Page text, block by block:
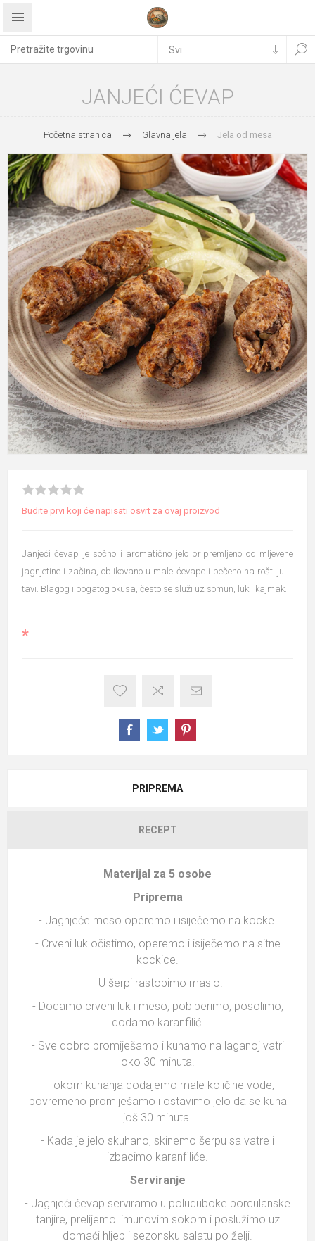
JANJEĆI ĆEVAP
Početna stranica Glavna jela Jela od mesa
Budite prvi koji će napisati osvrt za ovaj proizvod
Janjeći ćevap je sočno i aromatično jelo pripremljeno od mljevene
jagnjetine i začina, oblikovano u male ćevape i pečeno na roštilju ili
tavi. Blagog i bogatog okusa, često se služi uz somun, luk i kajmak.
*
PRIPREMA
RECEPT
Materijal za 5 osobe
Priprema
- Jagnjeće meso operemo i isiječemo na kocke.
- Crveni luk očistimo, operemo i isiječemo na sitne
kockice.
- U šerpi rastopimo maslo.
- Dodamo crveni luk i meso, pobiberimo, posolimo,
dodamo karanfilić.
- Sve dobro promiješamo i kuhamo na laganoj vatri
oko 30 minuta.
- Tokom kuhanja dodajemo male količine vode,
povremeno promiješamo i ostavimo jelo da se kuha
još 30 minuta.
- Kada je jelo skuhano, skinemo šerpu sa vatre i
izbacimo karanfiliće.
Serviranje
- Jagnjeći ćevap serviramo u poluduboke porculanske
tanjire, prelijemo limunovim sokom i poslužimo uz
domaći hljeb i sezonsku salatu po želji.